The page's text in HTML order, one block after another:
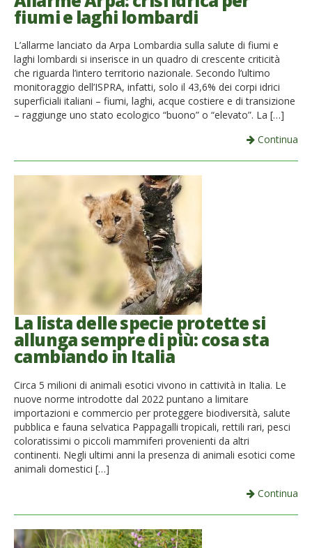
French
Italiano
fiumi e laghi lombardi
L’allarme lanciato da Arpa Lombardia sulla salute di fiumi e
laghi lombardi si inserisce in un quadro di crescente criticità
che riguarda l’intero territorio nazionale. Secondo l’ultimo
monitoraggio dell’ISPRA, infatti, solo il 43,6% dei corpi idrici
superficiali italiani – fiumi, laghi, acque costiere e di transizione
– raggiunge uno stato ecologico “buono” o “elevato”. La […]
Continua
La lista delle specie protette si
allunga sempre di più: cosa sta
cambiando in Italia
Circa 5 milioni di animali esotici vivono in cattività in Italia. Le
nuove norme introdotte dal 2022 puntano a limitare
importazioni e commercio per proteggere biodiversità, salute
pubblica e fauna selvatica Pappagalli tropicali, rettili rari, pesci
coloratissimi o piccoli mammiferi provenienti da altri
continenti. Negli ultimi anni la presenza di animali esotici come
animali domestici […]
Continua